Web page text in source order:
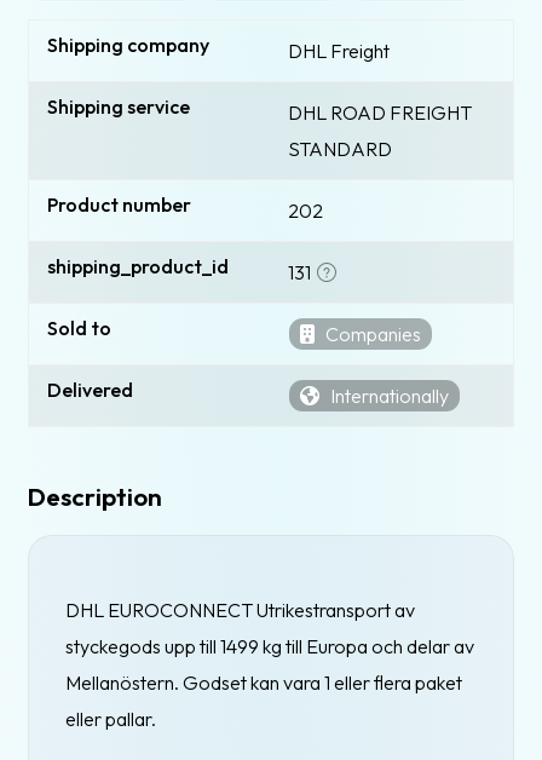
Shipping company DHL Freight
Shipping service
DHL ROAD FREIGHT
STANDARD
Product number 202
shipping_product_id 131
Sold to Companies
Delivered Internationally
Description
DHL EUROCONNECT Utrikestransport av
styckegods upp till 1499 kg till Europa och delar av
Mellanöstern. Godset kan vara 1 eller flera paket
eller pallar.